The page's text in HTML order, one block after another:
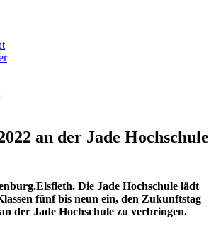
an der Jade Hochschule
Die Jade Hochschule lädt
fünf bis neun ein, den Zukunftstag
der Jade Hochschule zu verbringen.